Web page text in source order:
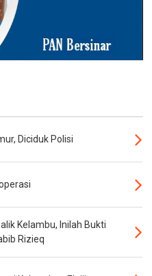
Diciduk Polisi
Kelambu, Inilah Bukti
Rizieq